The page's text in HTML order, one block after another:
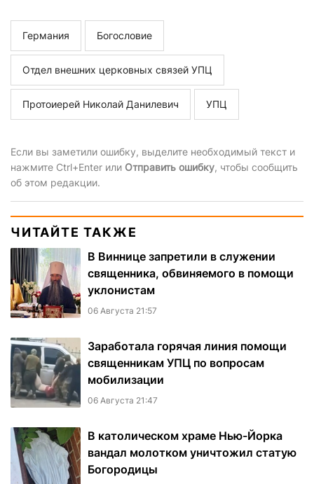
Германия Богословие
Отдел внешних церковных связей УПЦ
Протоиерей Николай Данилевич УПЦ
Если вы заметили ошибку, выделите необходимый текст и
нажмите Ctrl+Enter или Отправить ошибку, чтобы сообщить
об этом редакции.
ЧИТАЙТЕ ТАКЖЕ
В Виннице запретили в служении
священника, обвиняемого в помощи
уклонистам
06 Августа 21:57
Заработала горячая линия помощи
священникам УПЦ по вопросам
мобилизации
06 Августа 21:47
В католическом храме Нью-Йорка
вандал молотком уничтожил статую
Богородицы